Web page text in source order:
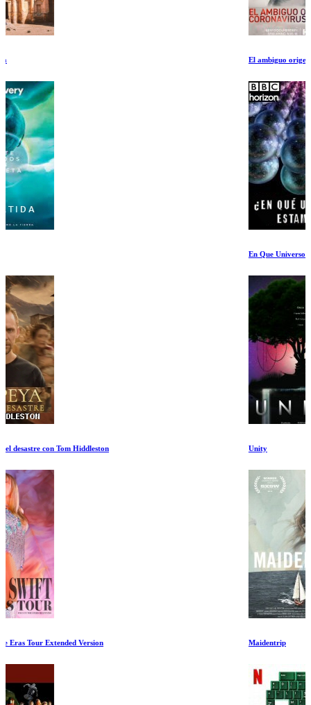
Unity
Maidentrip